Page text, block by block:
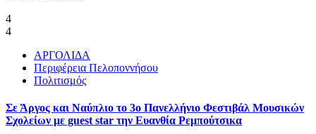
4
4
ΑΡΓΟΛΙΔΑ
Περιφέρεια Πελοποννήσου
Πολιτισμός
Σε Άργος και Ναύπλιο το 3ο Πανελλήνιο Φεστιβάλ Μουσικών
Σχολείων με guest star την Ευανθία Ρεμπούτσικα